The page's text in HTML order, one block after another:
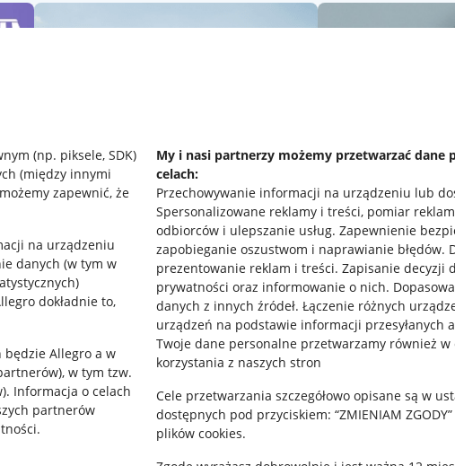
(np. piksele, SDK)
(między innymi
zapewnić, że
na urządzeniu
danych (w tym w
dokładnie to,
Allegro a w
), w tym tzw.
). Informacja o celach
partnerów
My i nasi partnerzy możemy przetwarzać dane
celach:
Przechowywanie informacji na urządzeniu lub
Spersonalizowane reklamy i treści, pomiar
odbiorców i ulepszanie usług. Zapewnienie
zapobieganie oszustwom i naprawianie błędów.
prezentowanie reklam i treści. Zapisanie decyzji
prywatności oraz informowanie o nich.
danych z innych źródeł. Łączenie różnych
urządzeń na podstawie informacji przesyłanych
Twoje dane personalne przetwarzamy również w
korzystania z naszych stron
Cele przetwarzania szczegółowo opisane są w
dostępnych pod przyciskiem: “ZMIENIAM
plików cookies.
Regulamin
Polityka plików "cookies"
Ustawienia plików "cookies"
Udostępnianie lokalizacji
Pobierz aplikację